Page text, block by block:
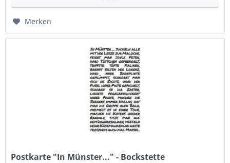
Merken
Postkarte "In Münster..." - Bockstette